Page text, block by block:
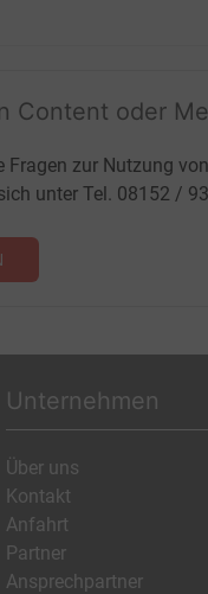
Content oder
Fragen zur Nutzung
unter Tel. 08152 /
Unternehmen
Über uns
Kontakt
Anfahrt
Partner
Ansprechpartner